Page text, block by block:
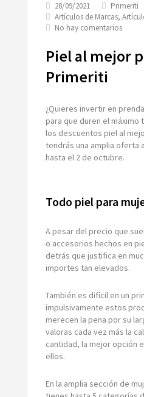
28/09/2021
Primeriti
Artículos de Marcas,
No hay comentariosen
mejor
Piel al mejor
Primeriti
¿Quieres invertir en
para que duren el máximo
los descuentos piel al
tendrás una amplia oferta
hasta el 2 de octubre.
Todo piel para
A pesar del precio que
o accesorios hechos en
detrás que justifica en
importes tan elevados.
También es difícil en un
impulsivamente estos
merecen la pena por su
valoras cada vez más la
cantidad, la mejor opción
ellos.
En la amplia sección de